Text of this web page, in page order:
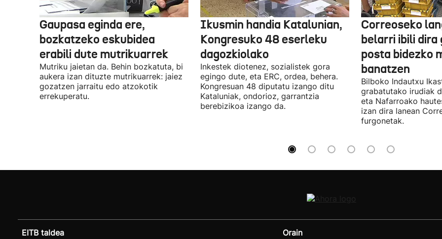
Gaupasa eginda ere,
bozkatzeko eskubidea
erabili dute mutrikuarrek
Mutriku jaietan da. Behin bozkatuta, bi
aukera izan dituzte mutrikuarrek: jaiez
gozatzen jarraitu edo atzokotik
errekuperatu.
Ikusmin handia Katalunian,
Kongresuko 48 eserleku
dagozkiolako
Inkestek diotenez, sozialistek gora
egingo dute, eta ERC, ordea, behera.
Kongresuan 48 diputatu izango ditu
Kataluniak, ondorioz, garrantzia
berebizikoa izango da.
Correoseko
belarri ibili dira
posta bidezko
banatzen
Bilboko Indautxu
grabatutako irudiak
eta Nafarroako
izan dira lanean
furgonetak.
EITB taldea Orain